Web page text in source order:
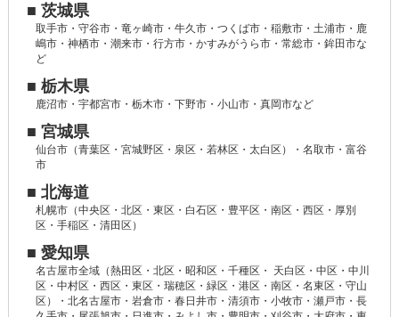
■ 茨城県
取手市・守谷市・竜ヶ崎市・牛久市・つくば市・稲敷市・土浦市・鹿
嶋市・神栖市・潮来市・行方市・かすみがうら市・常総市・鉾田市な
ど
■ 栃木県
鹿沼市・宇都宮市・栃木市・下野市・小山市・真岡市など
■ 宮城県
仙台市（青葉区・宮城野区・泉区・若林区・太白区）・名取市・富谷
市
■ 北海道
札幌市（中央区・北区・東区・白石区・豊平区・南区・西区・厚別
区・手稲区・清田区）
■ 愛知県
名古屋市全域（熱田区・北区・昭和区・千種区・ 天白区・中区・中川
区・中村区・西区・東区・瑞穂区・緑区・港区・南区・名東区・守山
区）・北名古屋市・岩倉市・春日井市・清須市・小牧市・瀬戸市・長